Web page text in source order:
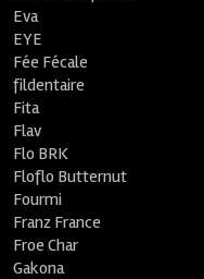
Eva
EYE
Fée Fécale
fildentaire
Fita
Flav
Flo BRK
Floflo Butternut
Fourmi
Franz France
Froe Char
Gakona